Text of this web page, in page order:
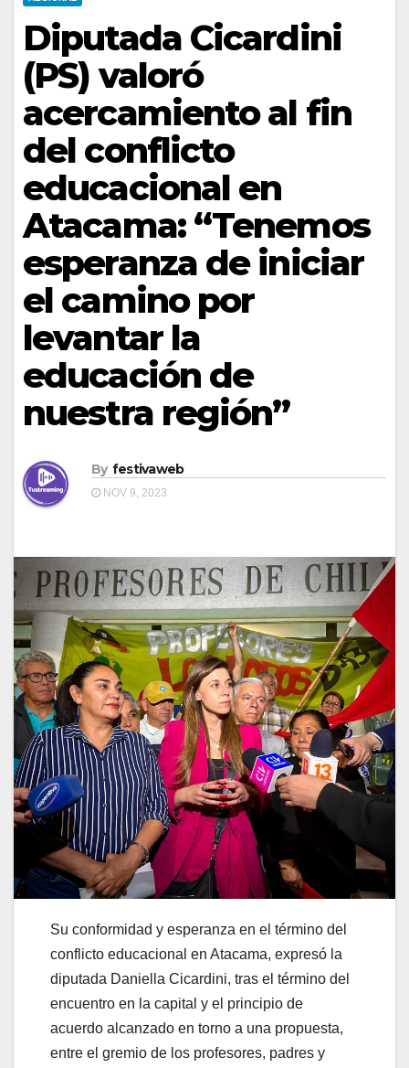
Diputada Cicardini
(PS) valoró
acercamiento al fin
del conflicto
educacional en
Atacama: “Tenemos
esperanza de iniciar
el camino por
levantar la
educación de
nuestra región”
By festivaweb
NOV 9, 2023
Su conformidad y esperanza en el término del
conflicto educacional en Atacama, expresó la
diputada Daniella Cicardini, tras el término del
encuentro en la capital y el principio de
acuerdo alcanzado en torno a una propuesta,
entre el gremio de los profesores, padres y